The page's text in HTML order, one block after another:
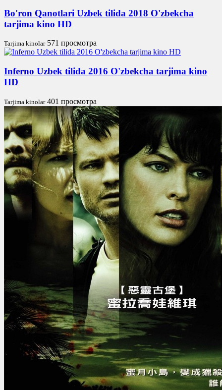
Bo'ron Qanotlari Uzbek tilida 2018 O'zbekcha
tarjima kino HD
Tarjima kinolar 571 просмотра
Inferno Uzbek tilida 2016 O'zbekcha tarjima kino
HD
Tarjima kinolar 401 просмотра